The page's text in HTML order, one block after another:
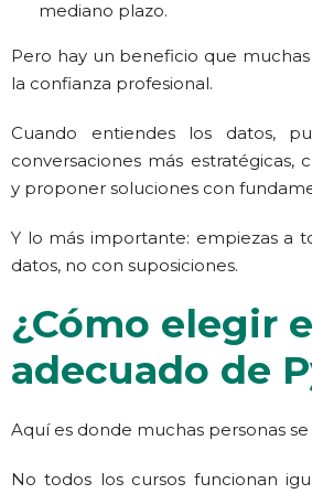
mediano plazo.
Pero hay un beneficio que
la confianza profesional.
Cuando entiendes los datos,
conversaciones más estratégicas,
y proponer soluciones con
Y lo más importante: empiezas a
datos, no con suposiciones.
¿Cómo elegir
adecuado de
Aquí es donde muchas personas
No todos los cursos funcionan